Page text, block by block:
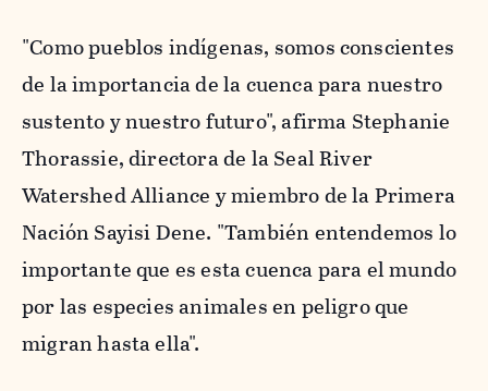
"Como pueblos indígenas, somos conscientes
de la importancia de la cuenca para nuestro
sustento y nuestro futuro", afirma Stephanie
Thorassie, directora de la Seal River
Watershed Alliance y miembro de la Primera
Nación Sayisi Dene. "También entendemos lo
importante que es esta cuenca para el mundo
por las especies animales en peligro que
migran hasta ella".